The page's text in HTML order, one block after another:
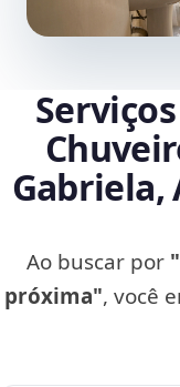
Gabriela,
Ao buscar por
próxima", você